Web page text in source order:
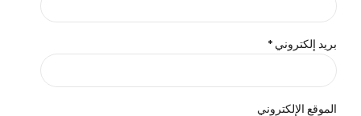
بريد إلكتروني *
الموقع الإلكتروني